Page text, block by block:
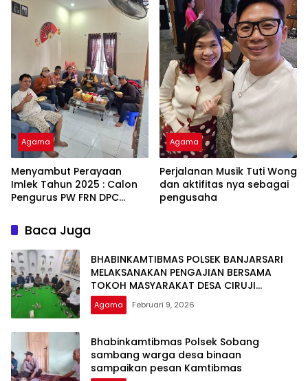
Motor Kepada Pelajar MTS
Al-Mas Intenjaya Cimarga
Agama
Menyambut Perayaan
Imlek Tahun 2025 : Calon
Pengurus PW FRN DPC
Pertemuan
Agama
Perjalanan Musik Tuti Wong
dan aktifitas nya sebagai
pengusaha
Baca Juga
BHABINKAMTIBMAS POLSEK BANJARSARI
MELAKSANAKAN PENGAJIAN BERSAMA
TOKOH MASYARAKAT DESA CIRUJI
KECAMATAN BANJARSARI KAB LEBAK
Agama Februari 9, 2026
Bhabinkamtibmas Polsek Sobang
sambang warga desa binaan
sampaikan pesan Kamtibmas